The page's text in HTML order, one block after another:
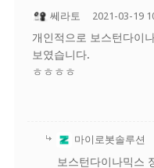
쎄라토 2021-03-19
개인적으로 보스턴다이
보였습니다.
ㅎㅎㅎㅎ
마이로봇솔루션
보스턴다이나믹스